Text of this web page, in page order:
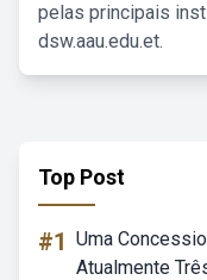
pelas principais
dsw.aau.edu.et.
Top Post
#1 Uma
Atualmente